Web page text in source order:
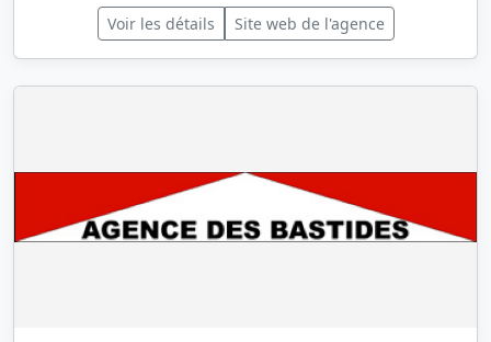
Voir les détails Site web de l'agence